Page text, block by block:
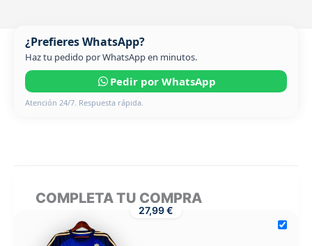
¿Prefieres WhatsApp?
Haz tu pedido por WhatsApp en minutos.
Pedir por WhatsApp
Atención 24/7. Respuesta rápida.
COMPLETA TU COMPRA
27,99 €